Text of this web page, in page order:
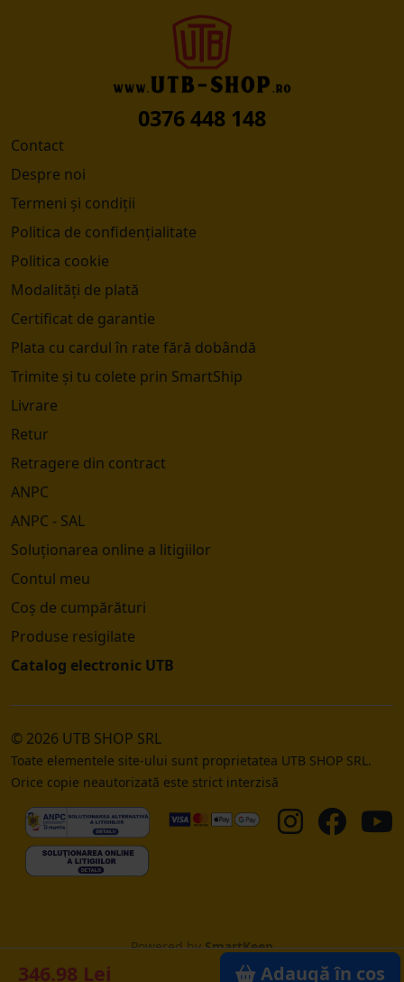
0376 448 148
Contact
Despre noi
Termeni și condiții
Politica de confidențialitate
Politica cookie
Modalități de plată
Certificat de garantie
Plata cu cardul în rate fără dobândă
Trimite și tu colete prin SmartShip
Livrare
Retur
Retragere din contract
ANPC
ANPC - SAL
Soluționarea online a litigiilor
Contul meu
Coș de cumpărături
Produse resigilate
Catalog electronic UTB
© 2026 UTB SHOP SRL
Toate elementele site-ului sunt proprietatea UTB SHOP SRL.
Orice copie neautorizată este strict interzisă
Powered bySmartKeep
346.98 Lei Adaugă în coș